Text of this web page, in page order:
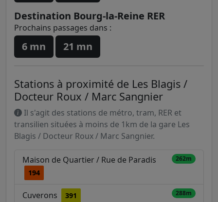
Destination Bourg-la-Reine RER
Prochains passages dans :
6 mn 21 mn
Stations à proximité de Les Blagis /
Docteur Roux / Marc Sangnier
Il s'agit des stations de métro, tram, RER et
transilien situées à moins de 1km de la gare Les
Blagis / Docteur Roux / Marc Sangnier.
Maison de Quartier / Rue de Paradis
194
262m
Cuverons 391 288m